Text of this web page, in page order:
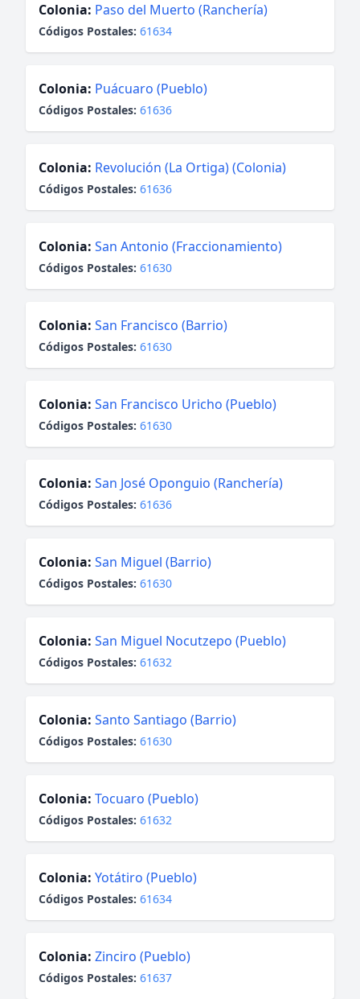
Colonia: Paso del Muerto (Ranchería)
Códigos Postales: 61634
Colonia: Puácuaro (Pueblo)
Códigos Postales: 61636
Colonia: Revolución (La Ortiga) (Colonia)
Códigos Postales: 61636
Colonia: San Antonio (Fraccionamiento)
Códigos Postales: 61630
Colonia: San Francisco (Barrio)
Códigos Postales: 61630
Colonia: San Francisco Uricho (Pueblo)
Códigos Postales: 61630
Colonia: San José Oponguio (Ranchería)
Códigos Postales: 61636
Colonia: San Miguel (Barrio)
Códigos Postales: 61630
Colonia: San Miguel Nocutzepo (Pueblo)
Códigos Postales: 61632
Colonia: Santo Santiago (Barrio)
Códigos Postales: 61630
Colonia: Tocuaro (Pueblo)
Códigos Postales: 61632
Colonia: Yotátiro (Pueblo)
Códigos Postales: 61634
Colonia: Zinciro (Pueblo)
Códigos Postales: 61637